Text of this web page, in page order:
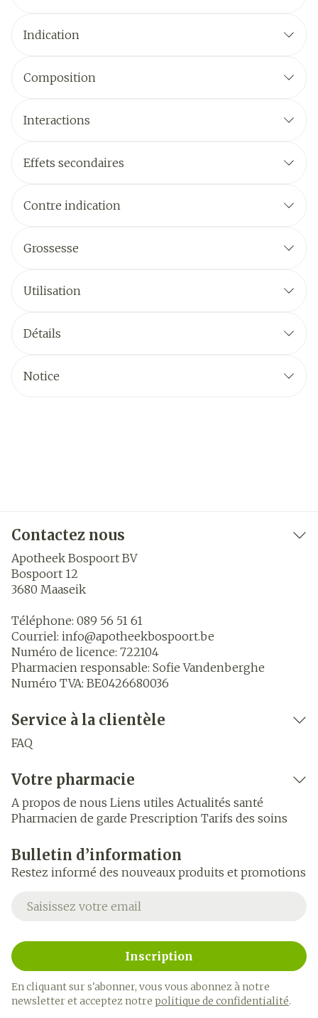
Indication
Composition
Interactions
Effets secondaires
Contre indication
Grossesse
Utilisation
Détails
Notice
Contactez nous
Apotheek Bospoort BV
Bospoort 12
3680 Maaseik
Téléphone: 089 56 51 61
Courriel: info@apotheekbospoort.be
Numéro de licence: 722104
Pharmacien responsable: Sofie Vandenberghe
Numéro TVA: BE0426680036
Service à la clientèle
FAQ
Votre pharmacie
A propos de nous Liens utiles Actualités santé
Pharmacien de garde Prescription Tarifs des soins
Bulletin d’information
Restez informé des nouveaux produits et promotions
Adresse mail
Inscription
En cliquant sur s'abonner, vous vous abonnez à notre
newsletter et acceptez notre politique de confidentialité.